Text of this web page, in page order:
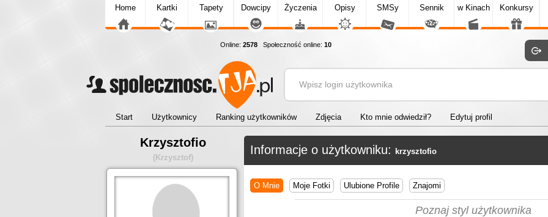
Home Kartki Tapety Dowcipy Życzenia Opisy SMSy Sennik w Kinach Konkursy
Online: 2578 Społeczność online: 10
Start Użytkownicy Ranking użytkowników Zdjęcia Kto mnie odwiedził? Edytuj profil
Krzysztofio
(Krzysztof)
Informacje o użytkowniku: krzysztofio
O Mnie Moje Fotki Ulubione Profile Znajomi
Poznaj styl użytkownika